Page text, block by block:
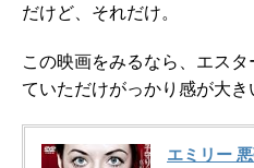
だけど、それだけ。
この映画をみるなら、エス
ていただけがっかり感が大き
エミリー